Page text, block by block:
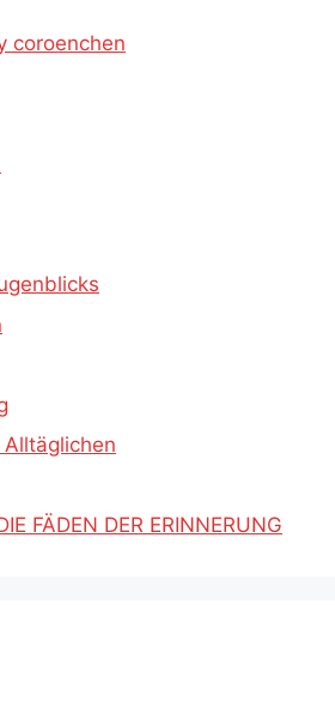
coroenchen
FÄDEN DER ERINNERUNG